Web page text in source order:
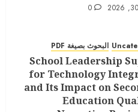
0
البحوث بصيغة PDF
School Leadership
for Technology
and Its Impact on
Education